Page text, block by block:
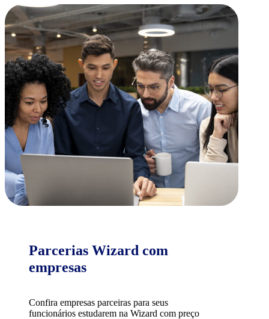
Parcerias Wizard com
empresas
Confira empresas parceiras para seus
funcionários estudarem na Wizard com preço